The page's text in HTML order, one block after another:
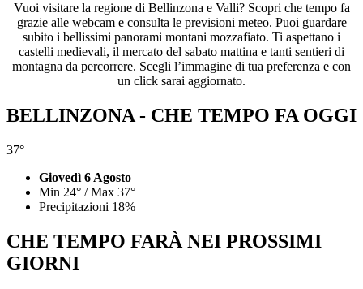
Vuoi visitare la regione di Bellinzona e Valli? Scopri che tempo fa
grazie alle webcam e consulta le previsioni meteo. Puoi guardare
subito i bellissimi panorami montani mozzafiato. Ti aspettano i
castelli medievali, il mercato del sabato mattina e tanti sentieri di
montagna da percorrere. Scegli l’immagine di tua preferenza e con
un click sarai aggiornato.
BELLINZONA - CHE TEMPO FA OGGI
37°
Giovedì 6 Agosto
Min 24° / Max 37°
Precipitazioni 18%
CHE TEMPO FARÀ NEI PROSSIMI
GIORNI